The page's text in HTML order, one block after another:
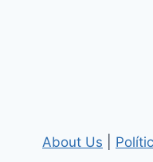
About Us